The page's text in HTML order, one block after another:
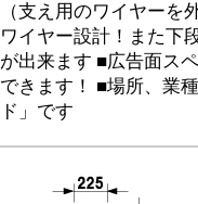
（支え用のワイヤー
ワイヤー設計！また下
が出来ます ■広告面ス
できます！ ■場所、業
ド」です